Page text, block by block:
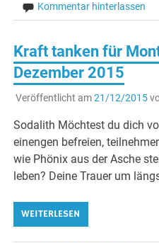
Kommentar hinterlassen
Kraft tanken für
Dezember 2015
Veröffentlicht am21/12/2015
Sodalith Möchtest du dich
einengen befreien,
wie Phönix aus der Asche
leben? Deine Trauer um
WEITERLESEN